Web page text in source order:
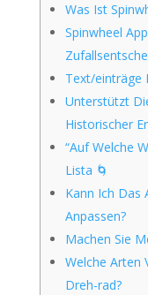
Was Ist
Spinwheel
Text/einträge
Unterstützt
Historischer
“Auf Welche
Lista 🌀
Kann Ich Das
Anpassen?
Machen Sie
Welche Arten
Dreh-rad?